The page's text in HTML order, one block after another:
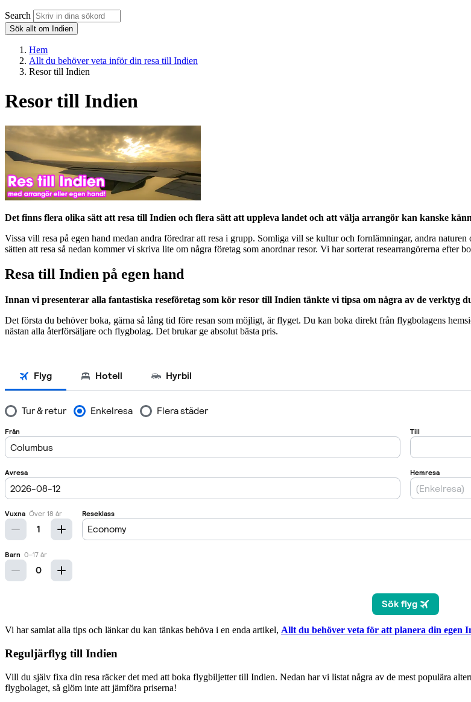
Search
Sök allt om Indien
Hem
Allt du behöver veta inför din resa till Indien
Resor till Indien
Resor till Indien
Det finns flera olika sätt att resa till Indien och flera sätt att uppleva landet och att välja arrangör kan kanske
Vissa vill resa på egen hand medan andra föredrar att resa i grupp. Somliga vill se kultur och fornlämningar, andra
sätten att resa så nedan kommer vi skriva lite om några företag som anordnar resor. Vi har sorterat researrangörerna efter
Resa till Indien på egen hand
Innan vi presenterar alla fantastiska reseföretag som kör resor till Indien tänkte vi tipsa om några av de verktyg
Det första du behöver boka, gärna så lång tid före resan som möjligt, är flyget. Du kan boka direkt från flygbolagens
nästan alla återförsäljare och flygbolag. Det brukar ge absolut bästa pris.
Vi har samlat alla tips och länkar du kan tänkas behöva i en enda artikel, Allt du behöver veta för att planera din egen
Reguljärflyg till Indien
Vill du själv fixa din resa räcker det med att boka flygbiljetter till Indien. Nedan har vi listat några av de mest populära
flygbolaget, så glöm inte att jämföra priserna!